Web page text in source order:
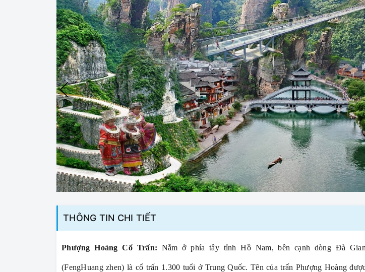
THÔNG TIN CHI TIẾT
Phượng Hoàng Cổ Trấn: Nằm ở phía tây tỉnh Hồ Nam, bên cạnh dòng Đà
(FengHuang zhen) là cổ trấn 1.300 tuổi ở Trung Quốc. Tên của trấn Phượng Hoàng